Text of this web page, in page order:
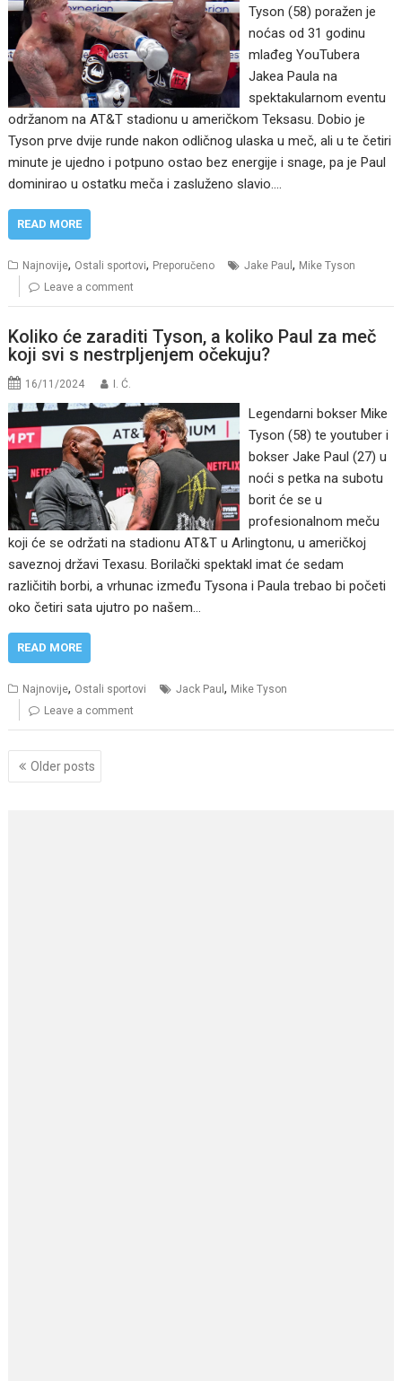
Tyson (58) poražen je
noćas od 31 godinu
mlađeg YouTubera
Jakea Paula na
spektakularnom eventu
održanom na AT&T stadionu u američkom Teksasu. Dobio je
Tyson prve dvije runde nakon odličnog ulaska u meč, ali u te četiri
minute je ujedno i potpuno ostao bez energije i snage, pa je Paul
dominirao u ostatku meča i zasluženo slavio.…
READ MORE
Najnovije, Ostali sportovi, Preporučeno Jake Paul, Mike Tyson
Leave a comment
Koliko će zaraditi Tyson, a koliko Paul za meč
koji svi s nestrpljenjem očekuju?
16/11/2024 I. Ć.
Legendarni bokser Mike
Tyson (58) te youtuber i
bokser Jake Paul (27) u
noći s petka na subotu
borit će se u
profesionalnom meču
koji će se održati na stadionu AT&T u Arlingtonu, u američkoj
saveznoj državi Texasu. Borilački spektakl imat će sedam
različitih borbi, a vrhunac između Tysona i Paula trebao bi početi
oko četiri sata ujutro po našem…
READ MORE
Najnovije, Ostali sportovi Jack Paul, Mike Tyson
Leave a comment
Posts
navigation
Older posts